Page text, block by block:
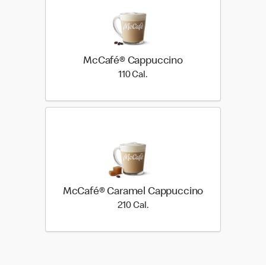
McCafé® Cappuccino
110 Cal.110 Cal.
McCafé® Caramel Cappuccino
210 Cal.210 Cal.